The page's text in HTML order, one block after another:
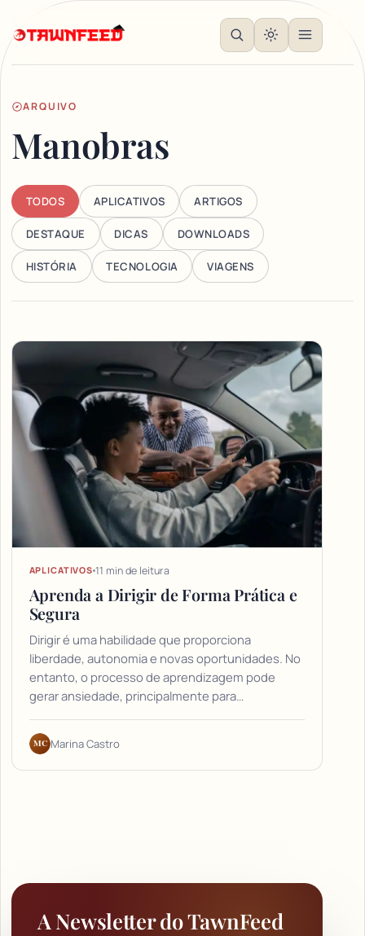
ARQUIVO
Manobras
TODOS APLICATIVOS ARTIGOS
DESTAQUE DICAS DOWNLOADS
HISTÓRIA TECNOLOGIA VIAGENS
Articles
APLICATIVOS 11 min de leitura
Aprenda a Dirigir de Forma Prática e
Segura
Dirigir é uma habilidade que proporciona
liberdade, autonomia e novas oportunidades. No
entanto, o processo de aprendizagem pode
gerar ansiedade, principalmente para…
MC Marina Castro
A Newsletter do TawnFeed